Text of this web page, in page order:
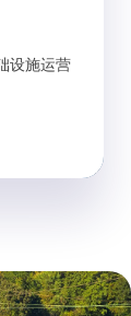
设施运营